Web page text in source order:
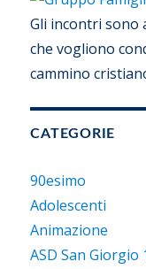
Gli incontri sono
che vogliono
cammino
CATEGORIE
90esimo
Adolescenti
Animazione
ASD San Giorgio